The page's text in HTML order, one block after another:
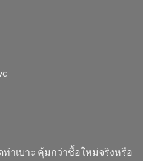
ำเบาะ คุ้มกว่าซื้อใหม่จริงหรือ